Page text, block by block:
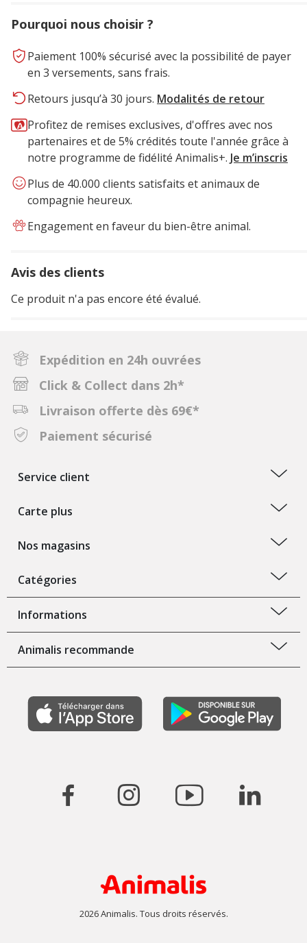
Pourquoi nous choisir ?
Paiement 100% sécurisé avec la possibilité de payer
en 3 versements, sans frais.
Retours jusqu’à 30 jours. Modalités de retour
Profitez de remises exclusives, d'offres avec nos
partenaires et de 5% crédités toute l'année grâce à
notre programme de fidélité Animalis+. Je m’inscris
Plus de 40.000 clients satisfaits et animaux de
compagnie heureux.
Engagement en faveur du bien-être animal.
Avis des clients
Ce produit n'a pas encore été évalué.
Expédition en 24h ouvrées
Click & Collect dans 2h*
Livraison offerte dès 69€*
Paiement sécurisé
Service client
Carte plus
Nos magasins
Catégories
Informations
Animalis recommande
2026 Animalis. Tous droits réservés.